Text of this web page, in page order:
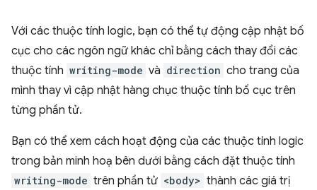
Với các thuộc tính logic, bạn có thể tự động cập nhật bố
cục cho các ngôn ngữ khác chỉ bằng cách thay đổi các
thuộc tính writing-mode và direction cho trang của
mình thay vì cập nhật hàng chục thuộc tính bố cục trên
từng phần tử.
Bạn có thể xem cách hoạt động của các thuộc tính logic
trong bản minh hoạ bên dưới bằng cách đặt thuộc tính
writing-mode trên phần tử <body> thành các giá trị